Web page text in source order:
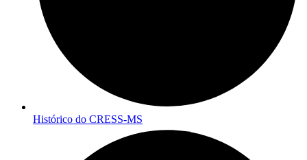
Histórico do CRESS-MS